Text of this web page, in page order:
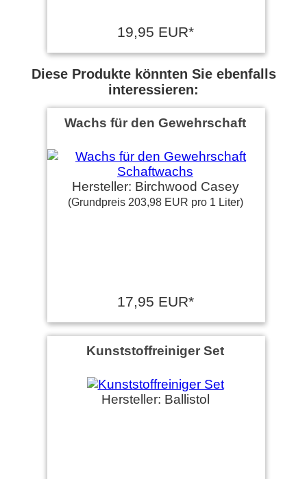
19,95 EUR*
Diese Produkte könnten Sie ebenfalls
interessieren:
Wachs für den Gewehrschaft
Hersteller: Birchwood Casey
(Grundpreis 203,98 EUR pro 1 Liter)
17,95 EUR*
Kunststoffreiniger Set
Hersteller: Ballistol